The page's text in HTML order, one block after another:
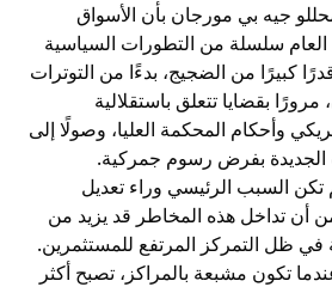
جيه بي مورجان بأن الأسواق
العام سلسلة من التطورات السياسية
كبيرًا من الضجيج، بدءًا من التوترات
مرورًا بقضايا تتعلق باستقلالية
وأحكام المحكمة العليا، وصولًا إلى
الجديدة بفرض رسوم جمركية.
السبب الرئيسي وراء تعديل
أن تداخل هذه المخاطر قد يزيد من
ظل التمركز المرتفع للمستثمرين.
تكون مشبعة بالمراكز، تصبح أكثر